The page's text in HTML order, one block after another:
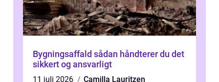
Bygningsaffald sådan håndterer du det
sikkert og ansvarligt
11 juli 2026
Camilla Lauritzen